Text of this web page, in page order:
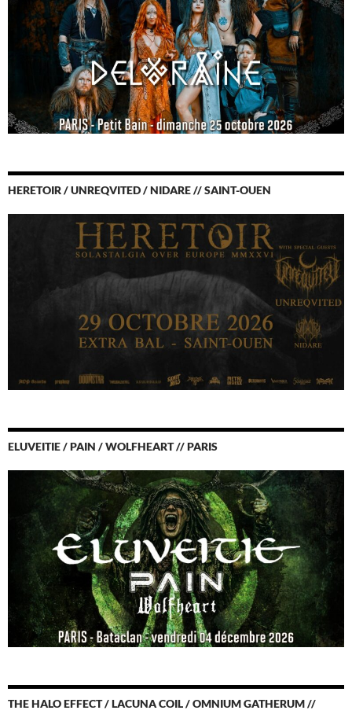
HERETOIR / UNREQVITED / NIDARE // SAINT-OUEN
ELUVEITIE / PAIN / WOLFHEART // PARIS
THE HALO EFFECT / LACUNA COIL / OMNIUM GATHERUM //